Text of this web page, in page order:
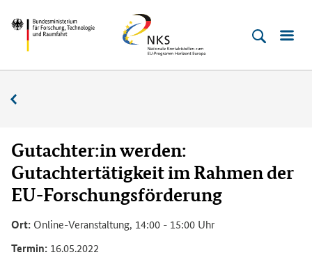
zum
Inhalt
(Eingabetaste)
zum
Hauptmenu
(Eingabetaste)
zur
Suche
(Eingabetaste)
zur
Fußleiste
(Enter)
Bundesministerium
Technologie
Raumfahrt
Horizont
Europa
Gutachter:in werden:
Gutachtertätigkeit im Rahmen der
EU-Forschungsförderung
Ort: Online-Veranstaltung, 14:00 - 15:00 Uhr
Termin: 16.05.2022